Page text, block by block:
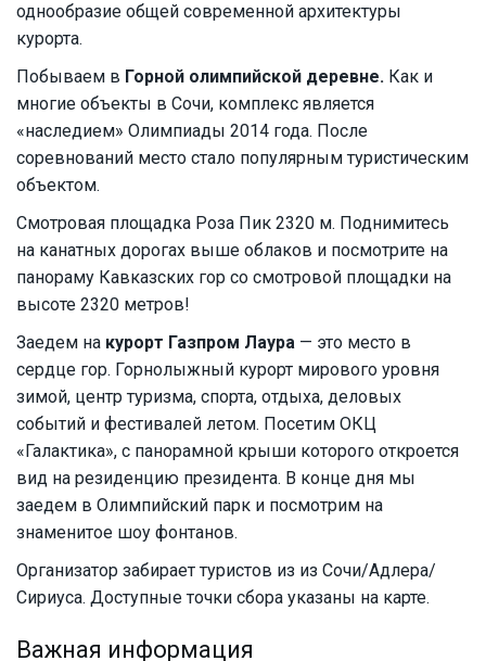
однообразие общей современной архитектуры
курорта.
Побываем в Горной олимпийской деревне. Как и
многие объекты в Сочи, комплекс является
«наследием» Олимпиады 2014 года. После
соревнований место стало популярным туристическим
объектом.
Смотровая площадка Роза Пик 2320 м. Поднимитесь
на канатных дорогах выше облаков и посмотрите на
панораму Кавказских гор со смотровой площадки на
высоте 2320 метров!
Заедем на курорт Газпром Лаура — это место в
сердце гор. Горнолыжный курорт мирового уровня
зимой, центр туризма, спорта, отдыха, деловых
событий и фестивалей летом. Посетим ОКЦ
«Галактика», с панорамной крыши которого откроется
вид на резиденцию президента. В конце дня мы
заедем в Олимпийский парк и посмотрим на
знаменитое шоу фонтанов.
Организатор забирает туристов из из Сочи/Адлера/
Сириуса. Доступные точки сбора указаны на карте.
Важная информация